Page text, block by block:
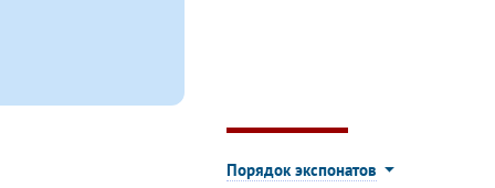
Порядок экспонатов